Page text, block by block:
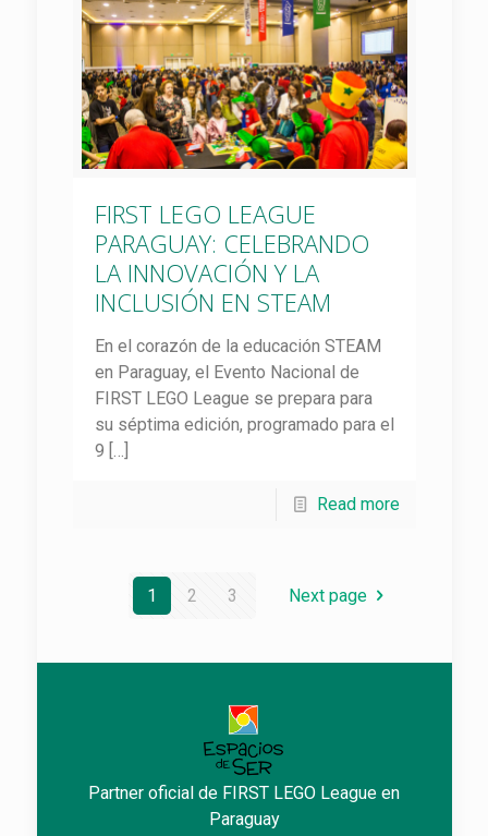
FIRST LEGO LEAGUE
PARAGUAY: CELEBRANDO
LA INNOVACIÓN Y LA
INCLUSIÓN EN STEAM
En el corazón de la educación STEAM
en Paraguay, el Evento Nacional de
FIRST LEGO League se prepara para
su séptima edición, programado para el
9 […]
Read more
1 2 3 Next page
Partner oficial de FIRST LEGO League en
Paraguay